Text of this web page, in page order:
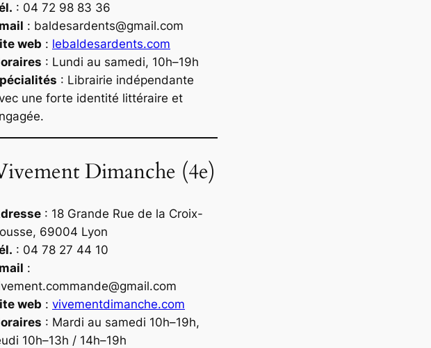
: 04 72 98 83 36
: baldesardents@gmail.com
web : lebaldesardents.com
: Lundi au samedi, 10h–19h
: Librairie indépendante
une forte identité littéraire et
Dimanche (4e)
: 18 Grande Rue de la Croix-
69004 Lyon
: 04 78 27 44 10
:
web : vivementdimanche.com
: Mardi au samedi 10h–19h,
10h–13h / 14h–19h